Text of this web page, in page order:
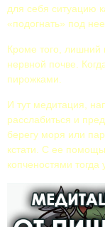
для себя ситуацию
«подогнать» под
Кроме того, лишний
нервной почве.
пирожками.
И тут медитация,
расслабиться и
берегу моря или
кстати. С ее
копченостями тогда